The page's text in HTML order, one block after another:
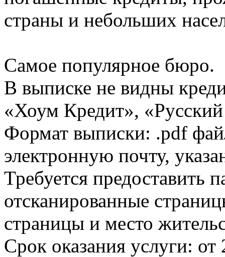
страны и небольших
Самое популярное бюро.
В выписке не видны
«Хоум Кредит»,
Формат выписки: .pdf
электронную почту,
Требуется предоставить
отсканированные
страницы и место
Срок оказания услуги: от